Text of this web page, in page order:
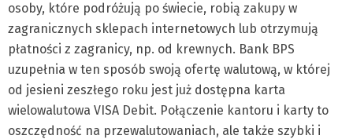
osoby, które podróżują po świecie, robią zakupy w
zagranicznych sklepach internetowych lub otrzymują
płatności z zagranicy, np. od krewnych. Bank BPS
uzupełnia w ten sposób swoją ofertę walutową, w której
od jesieni zeszłego roku jest już dostępna karta
wielowalutowa VISA Debit. Połączenie kantoru i karty to
oszczędność na przewalutowaniach, ale także szybki i